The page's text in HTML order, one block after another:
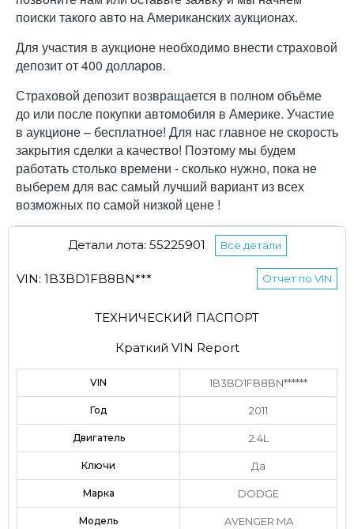
поиски такого авто на Американских аукционах.
Для участия в аукционе необходимо внести страховой
депозит от 400 долларов.
Страховой депозит возвращается в полном объёме
до или после покупки автомобиля в Америке. Участие
в аукционе – бесплатное! Для нас главное не скорость
закрытия сделки а качество! Поэтому мы будем
работать столько времени - сколько нужно, пока не
выберем для вас самый лучший вариант из всех
возможных по самой низкой цене !
Детали лота: 55225901 Все детали
VIN: 1B3BD1FB8BN*** Отчет по VIN
ТЕХНИЧЕСКИЙ ПАСПОРТ
Краткий VIN Report
VIN 1B3BD1FB8BN******
Год 2011
Двигатель 2.4L
Ключи Да
Марка DODGE
Модель AVENGER MA